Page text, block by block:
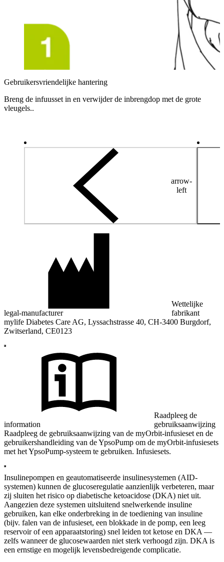
Gebruikersvriendelijke hantering
Breng de infuusset in en verwijder de inbrengdop met de grote
vleugels..
arrow-
left
legal-manufacturer
Wettelijke
fabrikant
mylife Diabetes Care AG, Lyssachstrasse 40, CH-3400 Burgdorf,
Zwitserland, CE0123
information
Raadpleeg de
gebruiksaanwijzing
Raadpleeg de gebruiksaanwijzing van de myOrbit-infusieset en de
gebruikershandleiding van de YpsoPump om de myOrbit-infusiesets
met het YpsoPump-systeem te gebruiken. Infusiesets.
Insulinepompen en geautomatiseerde insulinesystemen (AID-
systemen) kunnen de glucoseregulatie aanzienlijk verbeteren, maar
zij sluiten het risico op diabetische ketoacidose (DKA) niet uit.
Aangezien deze systemen uitsluitend snelwerkende insuline
gebruiken, kan elke onderbreking in de toediening van insuline
(bijv. falen van de infusieset, een blokkade in de pomp, een leeg
reservoir of een apparaatstoring) snel leiden tot ketose en DKA —
zelfs wanneer de glucosewaarden niet sterk verhoogd zijn. DKA is
een ernstige en mogelijk levensbedreigende complicatie.